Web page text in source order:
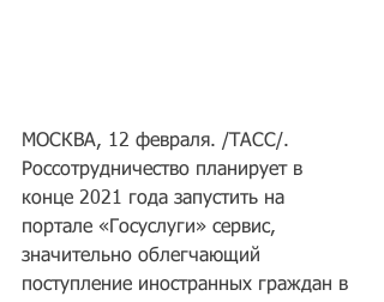
МОСКВА, 12 февраля. /ТАСС/.
Россотрудничество планирует в
конце 2021 года запустить на
портале «Госуслуги» сервис,
значительно облегчающий
поступление иностранных граждан в